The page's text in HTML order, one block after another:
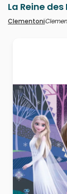
La Reine des
Clementoni